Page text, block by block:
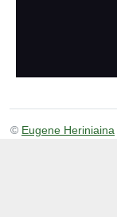
© Eugene Heriniaina